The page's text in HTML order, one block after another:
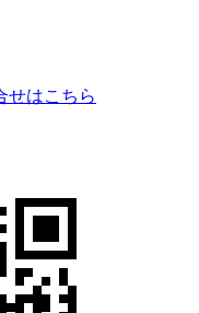
せはこちら